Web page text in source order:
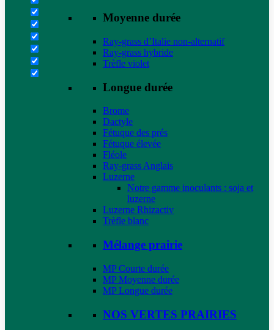
Moyenne durée
Ray-grass d’Italie non-alternatif
Ray-grass hybride
Trèfle violet
Longue durée
Brome
Dactyle
Fétuque des prés
Fétuque élevée
Fléole
Ray-grass Anglais
Luzerne
Notre gamme inoculants : soja et
luzerne
Luzerne Rhizactiv
Trèfle blanc
Mélange prairie
MP Courte durée
MP Moyenne durée
MP Longue durée
NOS VERTES PRAIRIES